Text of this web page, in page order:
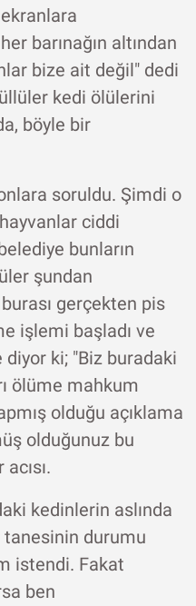
barınağın altından
bize ait değil" dedi
kedi ölülerini
böyle bir
soruldu. Şimdi o
ciddi
bunların
şundan
gerçekten pis
işlemi başladı ve
ki; "Biz buradaki
ölüme mahkum
olduğu açıklama
olduğunuz bu
kedinlerin aslında
tanesinin durumu
istendi. Fakat
ben